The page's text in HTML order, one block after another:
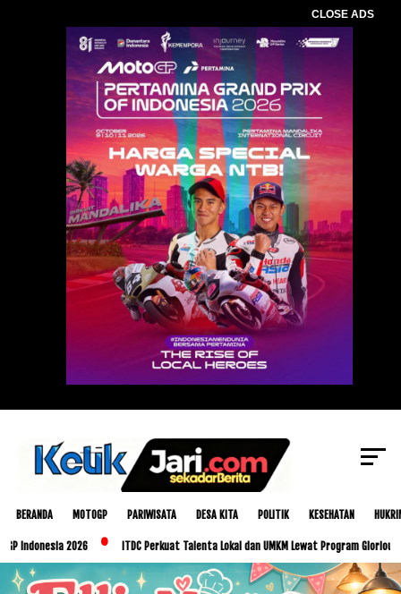
CLOSE ADS
BERANDA MOTOGP PARIWISATA DESA KITA POLITIK KESEHATAN
2026 ITDC Perkuat Talenta Lokal dan UMKM Lewat Program Glorious Golo